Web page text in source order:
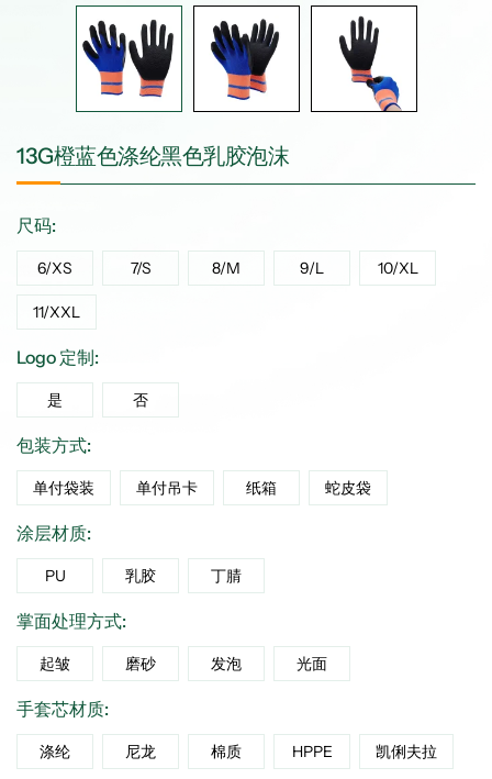
13G橙蓝色涤纶黑色乳胶泡沫
尺码:
6/XS 7/S 8/M 9/L 10/XL
11/XXL
Logo 定制:
是 否
包装方式:
单付袋装 单付吊卡 纸箱 蛇皮袋
涂层材质:
PU 乳胶 丁腈
掌面处理方式:
起皱 磨砂 发泡 光面
手套芯材质:
涤纶 尼龙 棉质 HPPE 凯俐夫拉